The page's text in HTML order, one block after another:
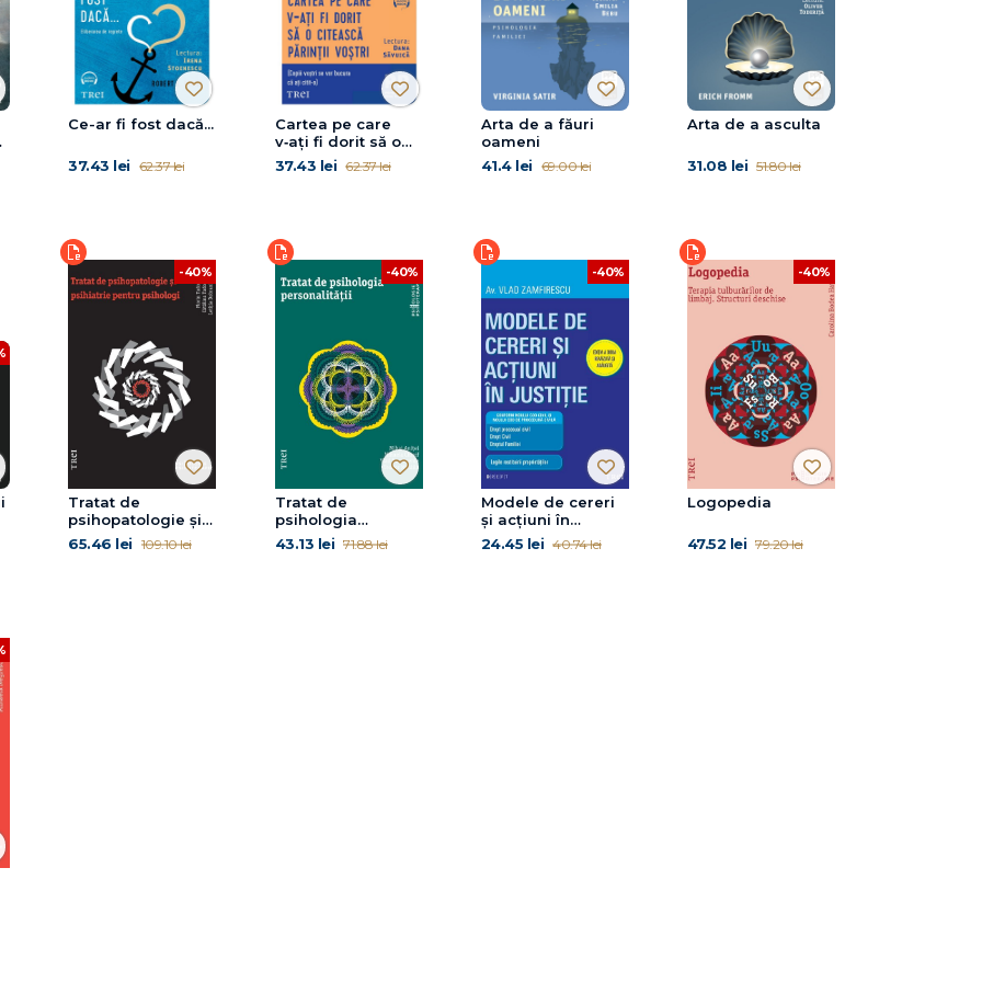
Ce-ar fi fost dacă...
37.43 lei 62.37 lei
Cartea pe care
v‑ați fi dorit să o
citească părinții
voștri
37.43 lei 62.37 lei
Arta de a făuri
oameni
41.4 lei 69.00 lei
Arta de a asculta
31.08 lei 51.80 lei
-40%
Tratat de
psihopatologie şi
psihiatrie pentru
psihologi
65.46 lei 109.10 lei
-40%
Tratat de
psihologia
personalității
43.13 lei 71.88 lei
-40%
Modele de cereri
şi acţiuni în
justiţie. Ediţia a
doua revăzută şi
24.45 lei 40.74 lei
-40%
Logopedia
47.52 lei 79.20 lei